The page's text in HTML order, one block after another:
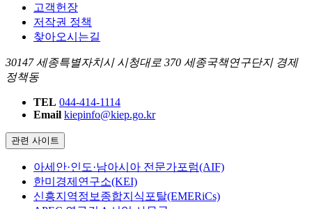
고객헌장
저작권 정책
찾아오시는길
30147 세종특별자치시 시청대로 370 세종국책연구단지 경제
정책동
TEL 044-414-1114
Email kiepinfo@kiep.go.kr
관련 사이트
아세안·인도·남아시아 전문가포럼(AIF)
한미경제연구소(KEI)
신흥지역정보종합지식포탈(EMERiCs)